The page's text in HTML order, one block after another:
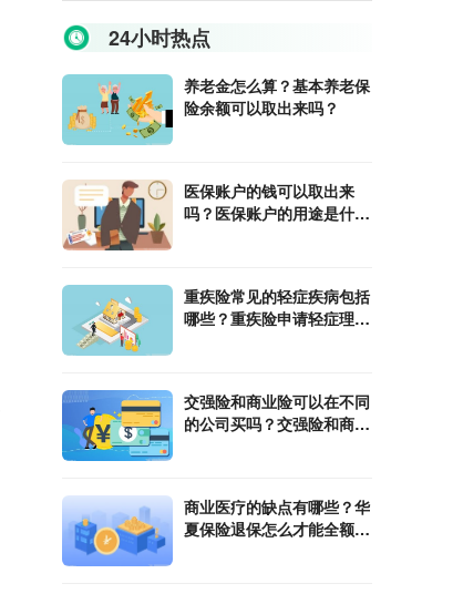
24小时热点
养老金怎么算？基本养老保
险余额可以取出来吗？
医保账户的钱可以取出来
吗？医保账户的用途是什
重疾险常见的轻症疾病包括
哪些？重疾险申请轻症理赔
交强险和商业险可以在不同
的公司买吗？交强险和商业
商业医疗的缺点有哪些？华
夏保险退保怎么才能全额退